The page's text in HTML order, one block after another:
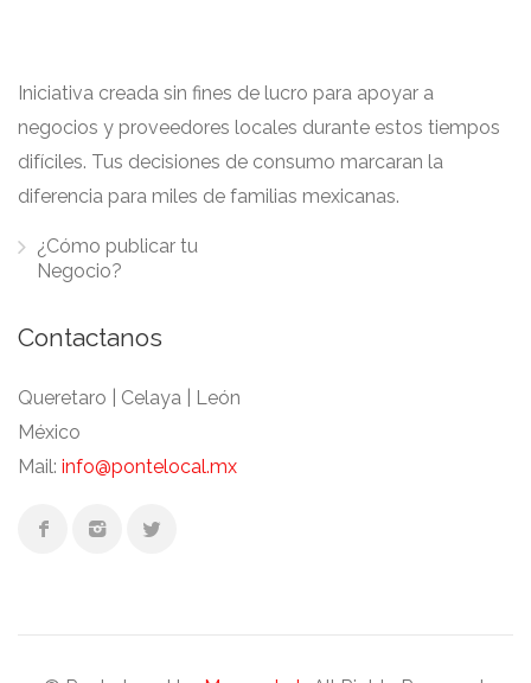
Iniciativa creada sin fines de lucro para apoyar a
negocios y proveedores locales durante estos tiempos
difíciles. Tus decisiones de consumo marcaran la
diferencia para miles de familias mexicanas.
¿Cómo publicar tu
Negocio?
Contactanos
Queretaro | Celaya | León
México
Mail: info@pontelocal.mx